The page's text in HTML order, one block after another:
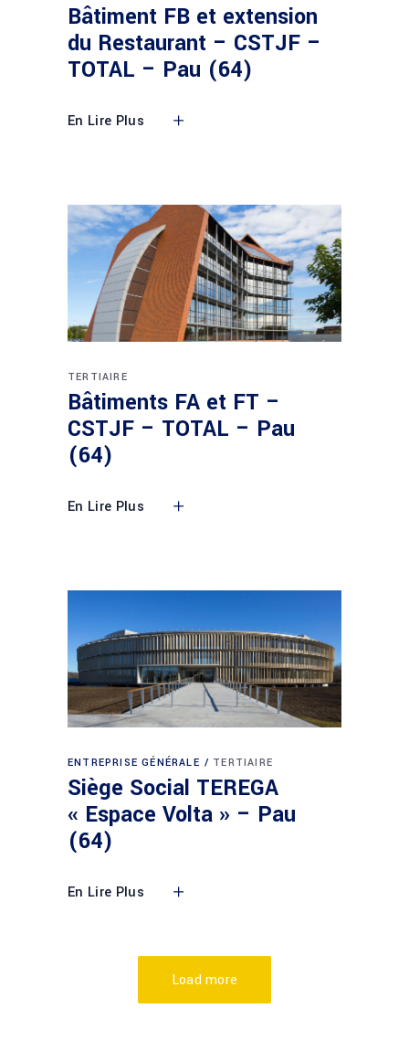
Bâtiment FB et extension
du Restaurant – CSTJF –
TOTAL – Pau (64)
En Lire Plus
TERTIAIRE
Bâtiments FA et FT –
CSTJF – TOTAL – Pau
(64)
En Lire Plus
ENTREPRISE GÉNÉRALE TERTIAIRE
Siège Social TEREGA
« Espace Volta » – Pau
(64)
En Lire Plus
Load more